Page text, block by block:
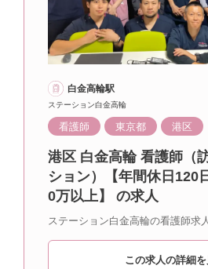
白金高輪駅
ステーション白金高輪
看護師 東京都 港区
港区 白金高輪 看護師（
ション）【年間休日120
0万以上】 の求人
ステーション白金高輪の看護師求
この求人の詳細